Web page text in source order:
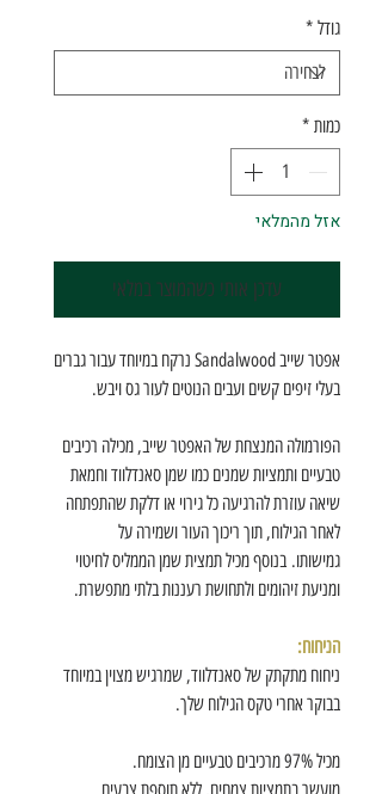
גודל *
כמות *
אזל מהמלאי
עדכן אותי כשהמוצר במלאי
אפטר שייב Sandalwood נרקח במיוחד עבור גברים
בעלי זיפים קשים ועבים הנוטים לעור גס ויבש.
הפורמולה המנצחת של האפטר שייב, מכילה רכיבים
טבעיים ותמציות שמנים כמו שמן סאנדלווד וחמאת
שיאה עוזרת להרגיעה כל גירוי או דלקת שהתפתחה
לאחר הגילוח, תוך ריכוך העור ושמירה על
גמישותו. בנוסף מכיל תמצית שמן הממליס לחיטוי
ומניעת זיהומים ולתחושת רעננות בלתי מתפשרת.
הניחוח:
ניחוח מתקתק של סאנדלווד, שמרגיש מצוין במיוחד
בבוקר אחרי טקס הגילוח שלך.
מכיל 97% מרכיבים טבעיים מן הצומח.